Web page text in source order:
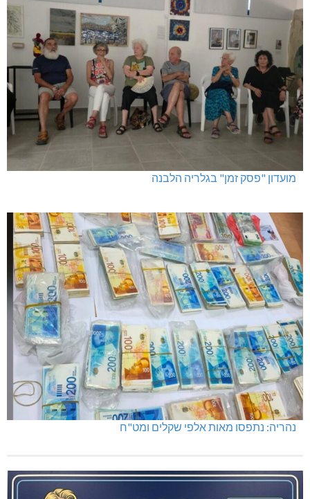
מועדון "פסק זמן" בגלריה הלבנה
נהריה: נתפסו מאות אלפי שקלים ומט"ח